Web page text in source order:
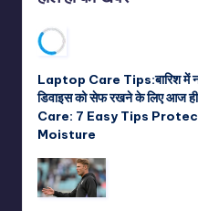
Laptop Care Tips:बारिश में
डिवाइस को सेफ रखने के लिए आज
Care: 7 Easy Tips
Moisture